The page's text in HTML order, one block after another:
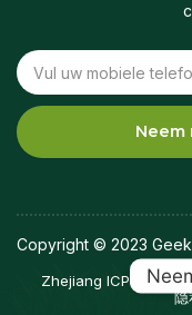
Tel
Neem
Copyright © 2023
Zhejiang ICP nr.
隐